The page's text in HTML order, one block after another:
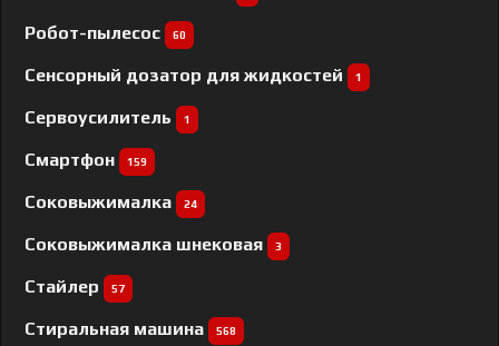
Робот-пылесос 60
Сенсорный дозатор для жидкостей 1
Сервоусилитель 1
Смартфон 159
Соковыжималка 24
Соковыжималка шнековая 3
Стайлер 57
Стиральная машина 568